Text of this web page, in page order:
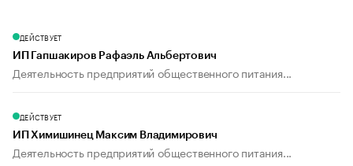
ДЕЙСТВУЕТ
ИП Гапшакиров Рафаэль Альбертович
Деятельность предприятий общественного питания...
ДЕЙСТВУЕТ
ИП Химишинец Максим Владимирович
Деятельность предприятий общественного питания...